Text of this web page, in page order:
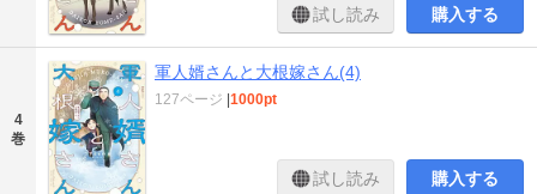
試し読み 購入する
4
巻
軍人婿さんと大根嫁さん(4)
127ページ 1000pt
試し読み 購入する